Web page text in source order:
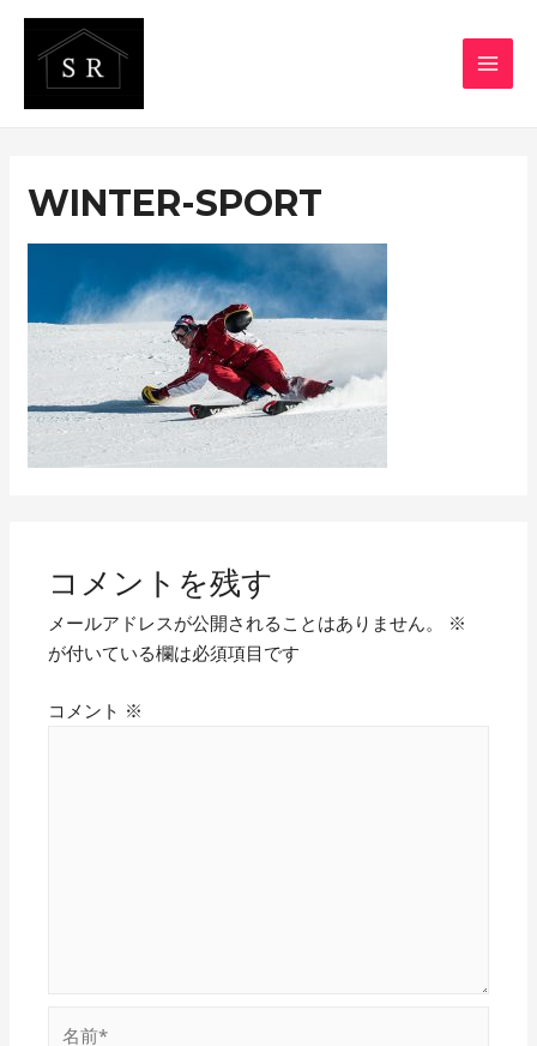
WINTER-SPORT
コメントを残す
メールアドレスが公開されることはありません。
※
が付いている欄は必須項目です
コメント ※